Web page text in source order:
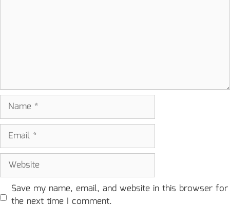
Name
Email
Website
Save my name, email, and website in this browser for
the next time I comment.